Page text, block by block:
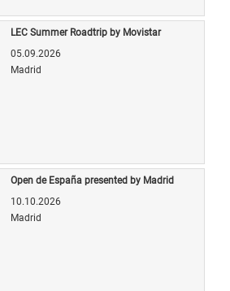
LEC Summer Roadtrip by Movistar
05.09.2026
Madrid
Open de España presented by Madrid
10.10.2026
Madrid